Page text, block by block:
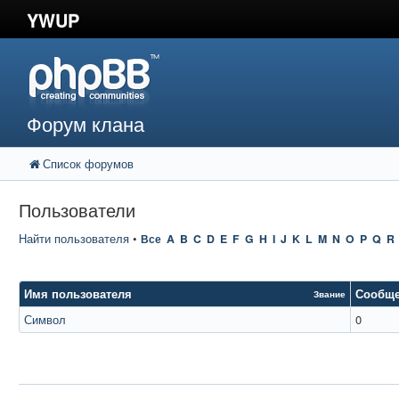
YWUP
Форум клана
Список форумов
Пользователи
Найти пользователя • Все A B C D E F G H I J K L M N O P Q R
Имя пользователя
Звание
Символ
0